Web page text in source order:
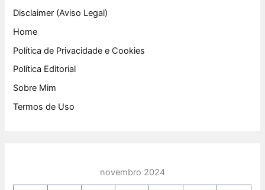
Disclaimer (Aviso Legal)
Home
Política de Privacidade e Cookies
Política Editorial
Sobre Mim
Termos de Uso
novembro 2024